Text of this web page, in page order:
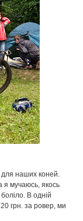
наших коней.
я мучаюсь, якось
В одній
грн. за ровер, ми